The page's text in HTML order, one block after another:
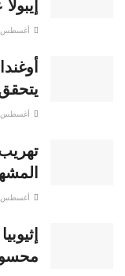
أغسطس 8, 2026
أغسطس 7, 2026
أغسطس 6, 2026